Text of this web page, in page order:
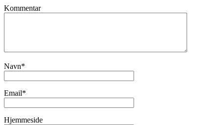
Kommentar
Navn*
Email*
Hjemmeside